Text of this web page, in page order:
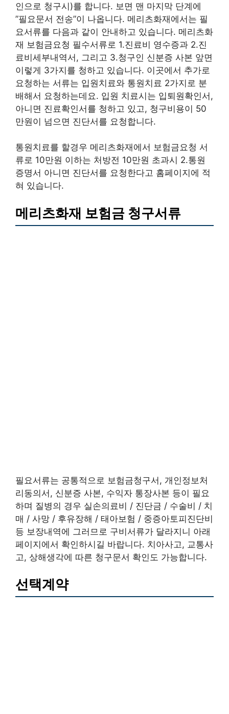
인으로 청구시)를 합니다. 보면 맨 마지막 단계에
”필요문서 전송”이 나옵니다. 메리츠화재에서는 필
요서류를 다음과 같이 안내하고 있습니다. 메리츠화
재 보험금요청 필수서류로 1.진료비 영수증과 2.진
료비세부내역서, 그리고 3.청구인 신분증 사본 앞면
이렇게 3가지를 청하고 있습니다. 이곳에서 추가로
요청하는 서류는 입원치료와 통원치료 2가지로 분
배해서 요청하는데요. 입원 치료시는 입퇴원확인서,
아니면 진료확인서를 청하고 있고, 청구비용이 50
만원이 넘으면 진단서를 요청합니다.
통원치료를 할경우 메리츠화재에서 보험금요청 서
류로 10만원 이하는 처방전 10만원 초과시 2.통원
증명서 아니면 진단서를 요청한다고 홈페이지에 적
혀 있습니다.
메리츠화재 보험금 청구서류
필요서류는 공통적으로 보험금청구서, 개인정보처
리동의서, 신분증 사본, 수익자 통장사본 등이 필요
하며 질병의 경우 실손의료비 / 진단금 / 수술비 / 치
매 / 사망 / 후유장해 / 태아보험 / 중증아토피진단비
등 보장내역에 그러므로 구비서류가 달라지니 아래
페이지에서 확인하시길 바랍니다. 치아사고, 교통사
고, 상해생각에 따른 청구문서 확인도 가능합니다.
선택계약